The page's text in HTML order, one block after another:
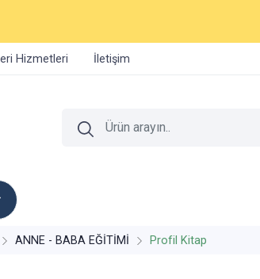
Hizmetleri İletişim
ANNE - BABA EĞİTİMİ Profil Kitap